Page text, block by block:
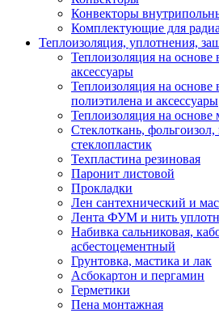
Конвекторы
Комплектующие для
Теплоизоляция, уплотнения,
Теплоизоляция на основе
аксессуары
Теплоизоляция на основе
полиэтилена и аксессуары
Теплоизоляция на
Стеклоткань, фольгоизол,
стеклопластик
Техпластина резиновая
Паронит листовой
Прокладки
Лен сантехнический и
Лента ФУМ и нить
Набивка сальниковая,
асбестоцементный
Грунтовка, мастика и лак
Асбокартон и пергамин
Герметики
Пена монтажная